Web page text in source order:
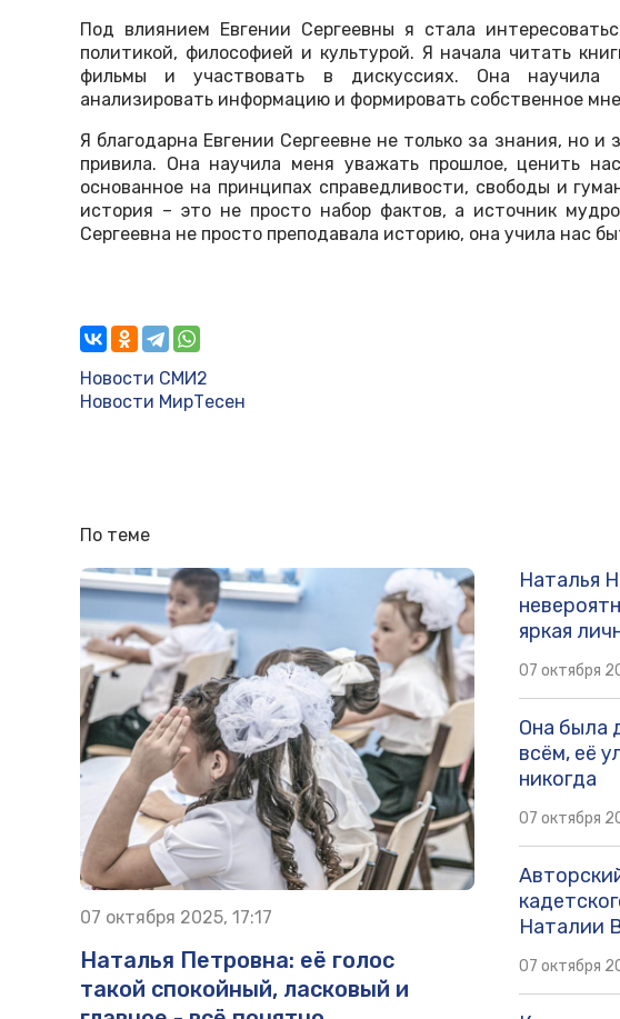
Под влиянием Евгении Сергеевны я стала
политикой, философией и культурой. Я начала читать
фильмы и участвовать в дискуссиях. Она научила
анализировать информацию и формировать собственное
Я благодарна Евгении Сергеевне не только за знания, но
привила. Она научила меня уважать прошлое, ценить
основанное на принципах справедливости, свободы и
история – это не просто набор фактов, а источник
Сергеевна не просто преподавала историю, она учила нас
Новости СМИ2
Новости МирТесен
По теме
07 октября 2025, 17:17
Наталья Петровна: её голос
такой спокойный, ласковый и
Наталья
яркая
07 октября
Она была
всём, её
никогда
07 октября
Наталии
07 октября